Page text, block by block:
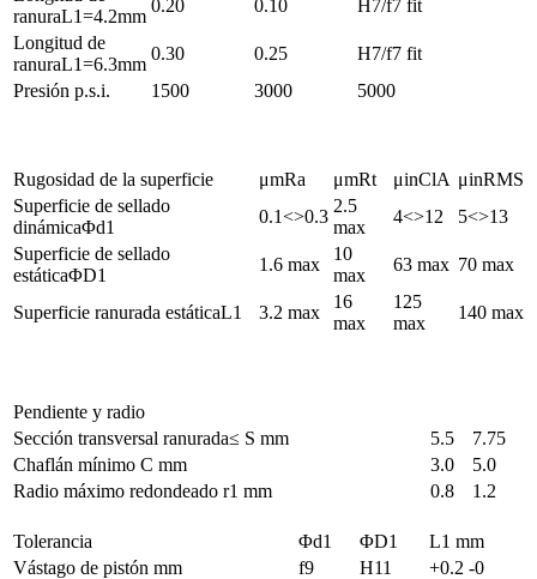
ranuraL1=4.2mm
0.20 0.10
H7/f7 fit
Longitud de
ranuraL1=6.3mm
0.30 0.25
H7/f7 fit
Presión p.s.i.
1500 3000 5000
Rugosidad de la superficie μmRa μmRt μinClA μinRMS
Superficie de sellado
dinámicaΦd1
0.1<>0.3
2.5
max
4<>12
5<>13
Superficie de sellado
estáticaΦD1
1.6 max
10
max
63 max 70 max
Superficie ranurada estáticaL1 3.2 max
16
max
125
max
140 max
Pendiente y radio
Sección transversal ranurada≤ S mm
5.5
7.75
Chaflán mínimo C mm
3.0
5.0
Radio máximo redondeado r1 mm
0.8 1.2
Tolerancia Φd1 ΦD1
L1 mm
Vástago de pistón mm
f9 H11
+0.2 -0